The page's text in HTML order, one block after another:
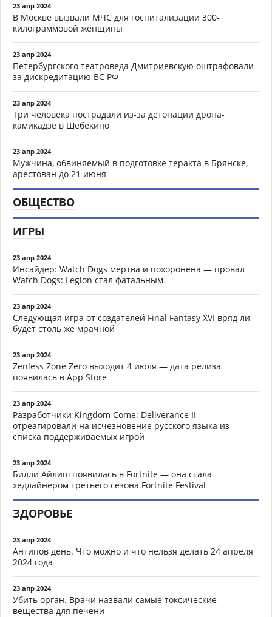
23 апр 2024
В Москве вызвали МЧС для госпитализации 300-
килограммовой женщины
23 апр 2024
Петербургского театроведа Дмитриевскую оштрафовали
за дискредитацию ВС РФ
23 апр 2024
Три человека пострадали из-за детонации дрона-
камикадзе в Шебекино
23 апр 2024
Мужчина, обвиняемый в подготовке теракта в Брянске,
арестован до 21 июня
ОБЩЕСТВО
ИГРЫ
23 апр 2024
Инсайдер: Watch Dogs мертва и похоронена — провал
Watch Dogs: Legion стал фатальным
23 апр 2024
Следующая игра от создателей Final Fantasy XVI вряд ли
будет столь же мрачной
23 апр 2024
Zenless Zone Zero выходит 4 июля — дата релиза
появилась в App Store
23 апр 2024
Разработчики Kingdom Come: Deliverance II
отреагировали на исчезновение русского языка из
списка поддерживаемых игрой
23 апр 2024
Билли Айлиш появилась в Fortnite — она стала
хедлайнером третьего сезона Fortnite Festival
ЗДОРОВЬЕ
23 апр 2024
Антипов день. Что можно и что нельзя делать 24 апреля
2024 года
23 апр 2024
Убить орган. Врачи назвали самые токсические
вещества для печени